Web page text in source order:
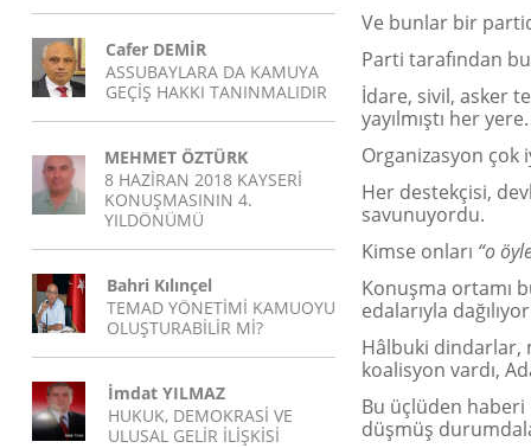
Cafer DEMİR
ASSUBAYLARA DA KAMUYA
GEÇİŞ HAKKI TANINMALIDIR
MEHMET ÖZTÜRK
8 HAZİRAN 2018 KAYSERİ
KONUŞMASININ 4.
YILDÖNÜMÜ
Bahri Kılınçel
TEMAD YÖNETİMİ KAMUOYU
OLUŞTURABİLİR Mİ?
İmdat YILMAZ
HUKUK, DEMOKRASİ VE
ULUSAL GELİR İLİŞKİSİ
Ve bunlar bir
Parti tarafından
İdare, sivil, asker
yayılmıştı her yere.
Organizasyon çok
Her destekçisi,
savunuyordu.
Kimse onları “o
Konuşma ortamı
edalarıyla
Hâlbuki dindarlar,
koalisyon vardı,
Bu üçlüden
düşmüş